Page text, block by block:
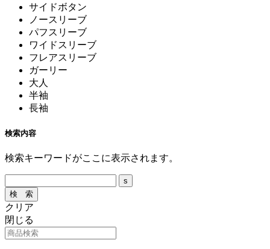
サイドボタン
ノースリーブ
パフスリーブ
ワイドスリーブ
フレアスリーブ
ガーリー
大人
半袖
長袖
検索内容
検索キーワードがここに表示されます。
クリア
閉じる